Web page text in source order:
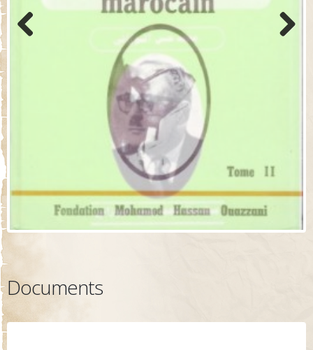
Documents